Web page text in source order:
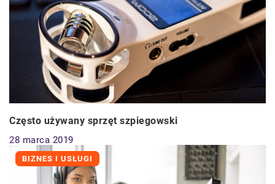
Często używany sprzęt szpiegowski
28 marca 2019
BIZNES I USŁUGI